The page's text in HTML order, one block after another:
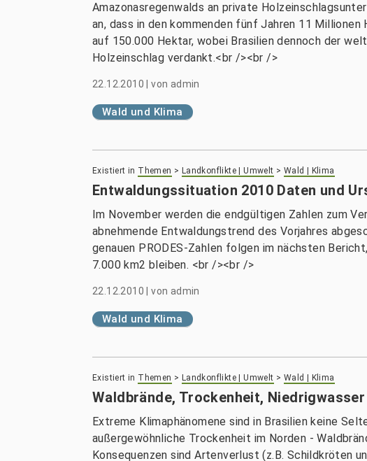
Amazonasregenwalds an private
an, dass in den kommenden fünf Jahren 11
auf 150.000 Hektar, wobei Brasilien dennoch der
Holzeinschlag verdankt.<br /><br />
22.12.2010 |von admin
Wald und Klima
Existiert in Themen > Landkonflikte | Umwelt > Wald | Klima
Entwaldungssituation 2010 Daten und
Im November werden die endgültigen Zahlen zum
abnehmende Entwaldungstrend des Vorjahres
genauen PRODES-Zahlen folgen im nächsten
7.000 km2 bleiben. <br /><br />
22.12.2010 |von admin
Wald und Klima
Existiert in Themen > Landkonflikte | Umwelt > Wald | Klima
Waldbrände, Trockenheit, Niedrigwasser
Extreme Klimaphänomene sind in Brasilien keine
außergewöhnliche Trockenheit im Norden -
Konsequenzen sind Artenverlust (z.B. Schildkröten